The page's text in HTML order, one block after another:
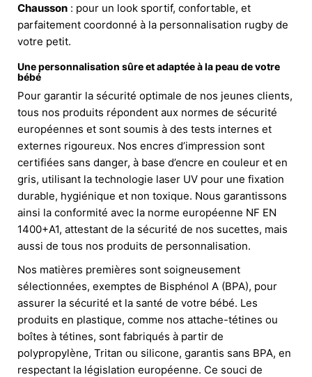
Chausson : pour un look sportif, confortable, et
parfaitement coordonné à la personnalisation rugby de
votre petit.
Une personnalisation sûre et adaptée à la peau de votre
bébé
Pour garantir la sécurité optimale de nos jeunes clients,
tous nos produits répondent aux normes de sécurité
européennes et sont soumis à des tests internes et
externes rigoureux. Nos encres d’impression sont
certifiées sans danger, à base d’encre en couleur et en
gris, utilisant la technologie laser UV pour une fixation
durable, hygiénique et non toxique. Nous garantissons
ainsi la conformité avec la norme européenne NF EN
1400+A1, attestant de la sécurité de nos sucettes, mais
aussi de tous nos produits de personnalisation.
Nos matières premières sont soigneusement
sélectionnées, exemptes de Bisphénol A (BPA), pour
assurer la sécurité et la santé de votre bébé. Les
produits en plastique, comme nos attache-tétines ou
boîtes à tétines, sont fabriqués à partir de
polypropylène, Tritan ou silicone, garantis sans BPA, en
respectant la législation européenne. Ce souci de